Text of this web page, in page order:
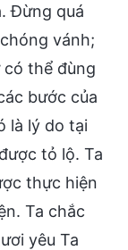
Đừng quá
vánh;
thể đùng
bước của
là lý do tại
tỏ lộ. Ta
thực hiện
Ta chắc
yêu Ta